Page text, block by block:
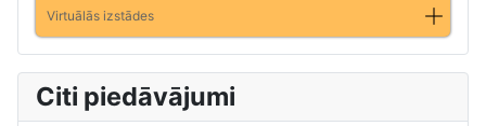
Virtuālās izstādes
Citi piedāvājumi